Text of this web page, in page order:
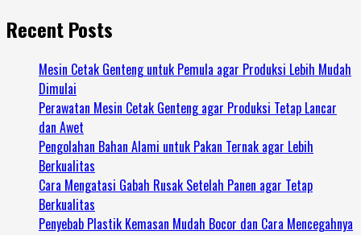
Recent Posts
Mesin Cetak Genteng untuk Pemula agar Produksi Lebih Mudah
Dimulai
Perawatan Mesin Cetak Genteng agar Produksi Tetap Lancar
dan Awet
Pengolahan Bahan Alami untuk Pakan Ternak agar Lebih
Berkualitas
Cara Mengatasi Gabah Rusak Setelah Panen agar Tetap
Berkualitas
Penyebab Plastik Kemasan Mudah Bocor dan Cara Mencegahnya